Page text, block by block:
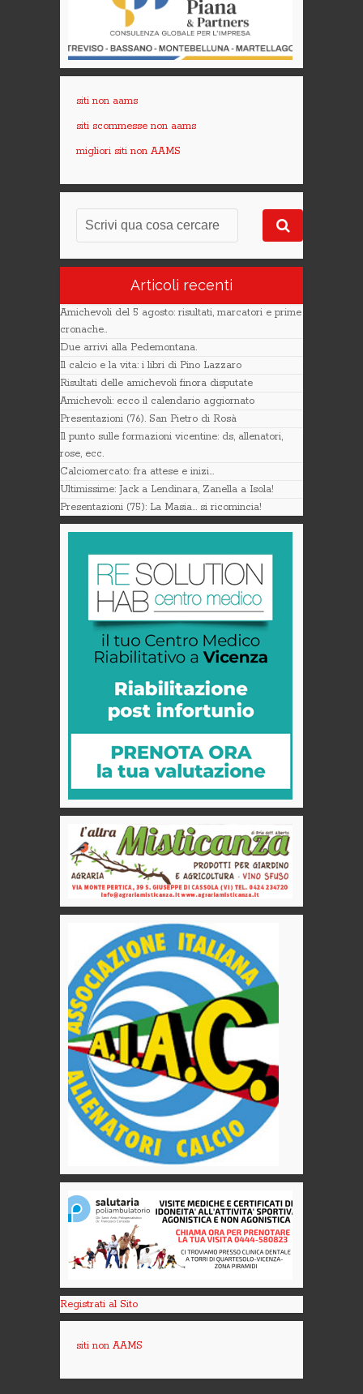
siti non aams
siti scommesse non aams
migliori siti non AAMS
Articoli recenti
Amichevoli del 5 agosto: risultati, marcatori e prime
cronache..
Due arrivi alla Pedemontana.
Il calcio e la vita: i libri di Pino Lazzaro
Risultati delle amichevoli finora disputate
Amichevoli: ecco il calendario aggiornato
Presentazioni (76). San Pietro di Rosà
Il punto sulle formazioni vicentine: ds, allenatori,
rose, ecc.
Calciomercato: fra attese e inizi…
Ultimissime: Jack a Lendinara, Zanella a Isola!
Presentazioni (75): La Masia… si ricomincia!
Registrati al Sito
siti non AAMS